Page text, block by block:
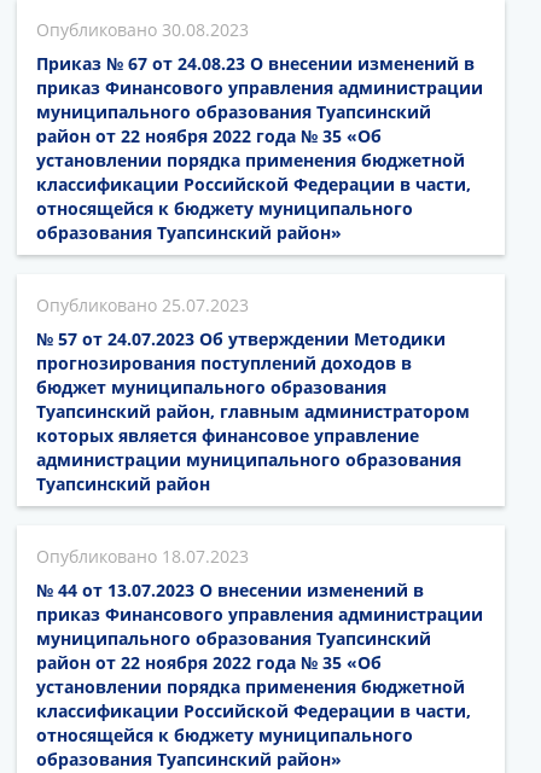
30.08.2023
Приказ № 67 от 24.08.23 О внесении изменений в
приказ Финансового управления администрации
муниципального образования Туапсинский
район от 22 ноября 2022 года № 35 «Об
установлении порядка применения бюджетной
классификации Российской Федерации в части,
относящейся к бюджету муниципального
образования Туапсинский район»
25.07.2023
№ 57 от 24.07.2023 Об утверждении Методики
прогнозирования поступлений доходов в
бюджет муниципального образования
Туапсинский район, главным администратором
которых является финансовое управление
администрации муниципального образования
Туапсинский район
18.07.2023
№ 44 от 13.07.2023 О внесении изменений в
приказ Финансового управления администрации
муниципального образования Туапсинский
район от 22 ноября 2022 года № 35 «Об
установлении порядка применения бюджетной
классификации Российской Федерации в части,
относящейся к бюджету муниципального
образования Туапсинский район»